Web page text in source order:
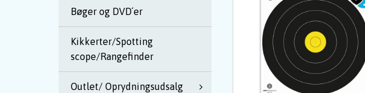
Bøger og DVD´er
Kikkerter/Spotting
scope/Rangefinder
Outlet/ Oprydningsudsalg